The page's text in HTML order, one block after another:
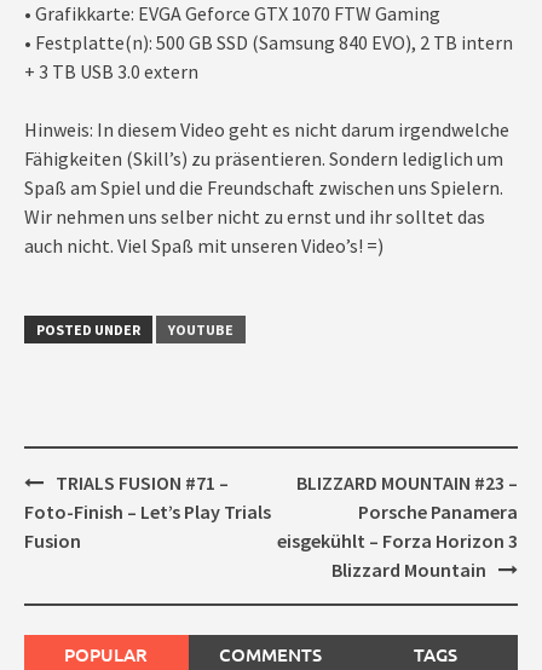
• Grafikkarte: EVGA Geforce GTX 1070 FTW Gaming
• Festplatte(n): 500 GB SSD (Samsung 840 EVO), 2 TB intern
+ 3 TB USB 3.0 extern
Hinweis: In diesem Video geht es nicht darum irgendwelche
Fähigkeiten (Skill’s) zu präsentieren. Sondern lediglich um
Spaß am Spiel und die Freundschaft zwischen uns Spielern.
Wir nehmen uns selber nicht zu ernst und ihr solltet das
auch nicht. Viel Spaß mit unseren Video’s! =)
POSTED UNDER YOUTUBE
Post
navigation
TRIALS FUSION #71 –
Foto-Finish – Let’s Play Trials
Fusion
BLIZZARD MOUNTAIN #23 –
Porsche Panamera
eisgekühlt – Forza Horizon 3
Blizzard Mountain
POPULAR COMMENTS TAGS